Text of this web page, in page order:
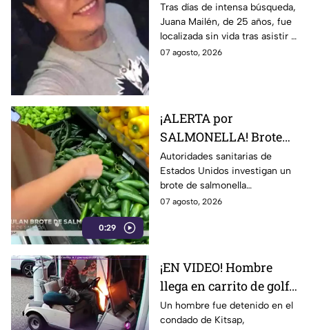
joven de 25 años que
acudió a entrevista de
trabajo falsa
Tras días de intensa búsqueda,
Juana Mailén, de 25 años, fue
localizada sin vida tras asistir a
una supuesta oferta laboral en
07 agosto, 2026
0:29
¡ALERTA por
SALMONELLA! Brote
ligado a CHILES
jalapeños ya afecta a 27
estados
Autoridades sanitarias de
Estados Unidos investigan un
brote de salmonella
relacionado con chiles
07 agosto, 2026
¡EN VIDEO! Hombre
llega en carrito de golf
con un perro y termina
DESATANDO inc3ndio
Un hombre fue detenido en el
condado de Kitsap,